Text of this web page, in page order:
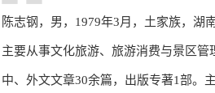
陈志钢，男，1979年3月，土家族，湖
主要从事文化旅游、旅游消费与景区
中、外文文章30余篇，出版专著1部。